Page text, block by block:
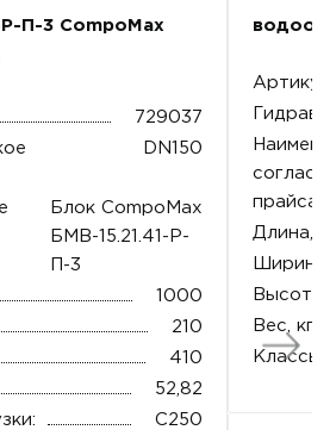
Р-П-3 CompoMax
729037
DN150
Блок CompoMax
БМВ-15.21.41-Р-
П-3
1000
210
410
52,82
C250
Артикул:
прайса:
Длина,
Ширина,
Высота,
Вес, кг:
Классы